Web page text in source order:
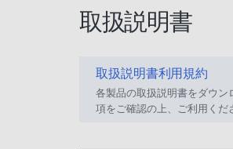
取扱説明書
取扱説明書利用規約
各製品の取扱説明書をダウ
項をご確認の上、ご利用くだ